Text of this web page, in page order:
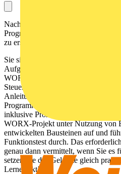
Nach Abschluss des Kurses sind Sie
Programmiersoftware PC WORX
zu erstellen und in Betrieb zu nehmen
Sie sind SPS-Programmierer und
Aufgabenstellung lernen, wie man
WORX strukturierte und
Steuerungsprogramme erstellt?
Anleitung ein komplettes
Programmierung und
inklusive Prozessvisualisierung.
WORX-Projekt unter Nutzung von
entwickelten Bausteinen auf und
Funktionstest durch. Das
genau dann vermittelt, wenn Sie es
setzen Sie das Gelernte gleich
Lerneffekt!